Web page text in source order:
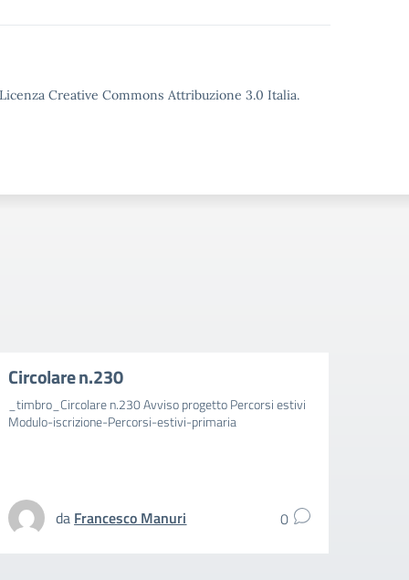
Creative Commons Attribuzione 3.0 Italia.
Circolare n.230
_timbro_Circolare n.230 Avviso progetto Percorsi estivi
Modulo-iscrizione-Percorsi-estivi-primaria
da Francesco Manuri 0